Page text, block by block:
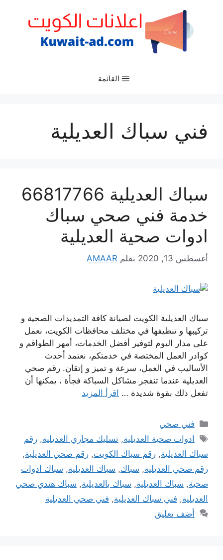
القائمة
فني سباك العديلية
سباك العديلية 66817766
خدمة فني صحي سباك
ادوات صحية العديلية
أغسطس 13, 2020 بقلم AMAAR
سباك العديلية الكويت لصيانة كافة التمديدات الصحية و
تركيبها و تنظيفها في مختلف محافظات الكويت، نعمل
على مدار اليوم لتوفير أفضل الخدمات، أمهر الطواقم و
كوادر العمل المختصة في خدمتكم، نعتمد أحدث
الأساليب في العمل، سرعة و تميز و إتقان. رقم صحي
العديلية عندما تنفجر مشاكل السباكة فجأة ، يمكنها أن
تفعل ذلك بقوة شديدة … اقرأ المزيد
التصنيفات
فني صحي
الوسوم
ادوات صحية العديلية,تسليك مجاري العديلية,رقم
سباك العديلية, رقم سباك الكويت, رقم صحي العديلية,
رقم صحي العديلية, سباك, سباك العديلية, سباك ادوات
صحية, سباك العديلية, سباك بالعديلية, سباك هندي صحي
العديلية, فني سباك العديلية, فني صحي العديلية
أضف تعليق